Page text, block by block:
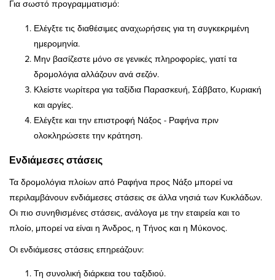
Για σωστό προγραμματισμό:
Ελέγξτε τις διαθέσιμες αναχωρήσεις για τη συγκεκριμένη
ημερομηνία.
Μην βασίζεστε μόνο σε γενικές πληροφορίες, γιατί τα
δρομολόγια αλλάζουν ανά σεζόν.
Κλείστε νωρίτερα για ταξίδια Παρασκευή, Σάββατο, Κυριακή
και αργίες.
Ελέγξτε και την επιστροφή Νάξος - Ραφήνα πριν
ολοκληρώσετε την κράτηση.
Ενδιάμεσες στάσεις
Τα δρομολόγια πλοίων από Ραφήνα προς Νάξο μπορεί να
περιλαμβάνουν ενδιάμεσες στάσεις σε άλλα νησιά των Κυκλάδων.
Οι πιο συνηθισμένες στάσεις, ανάλογα με την εταιρεία και το
πλοίο, μπορεί να είναι η Άνδρος, η Τήνος και η Μύκονος.
Οι ενδιάμεσες στάσεις επηρεάζουν:
Τη συνολική διάρκεια του ταξιδιού.